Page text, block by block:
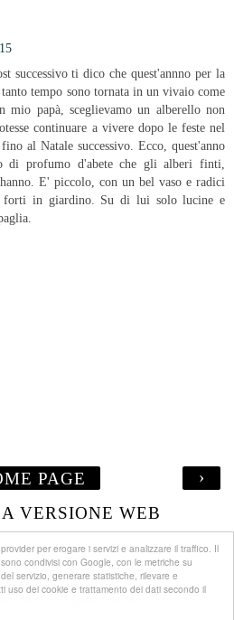
per erogare i servizi e analizzare il traffico. Il
condivisi con Google, con le metriche su
servizio, generare statistiche, rilevare e
uso dei cookie e trattamento dei dati secondo il
successivo ti dico che quest'annno per la
tempo sono tornata in un vivaio come
mio papà, sceglievamo un alberello non
continuare a vivere dopo le feste nel
al Natale successivo. Ecco, quest'anno
di profumo d'abete che gli alberi finti,
E' piccolo, con un bel vaso e radici
forti in giardino. Su di lui solo lucine e
›
PAGE
VERSIONE WEB
Nice . All rights reserved.